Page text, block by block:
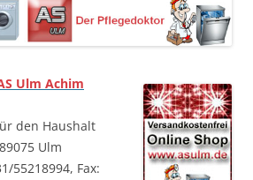
Ulm Achim
den Haushalt
Ulm
55218994, Fax: